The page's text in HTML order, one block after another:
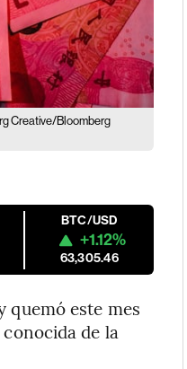
Creative/Bloomberg
BTC/USD
+1.12%
63,305.46
quemó este mes
de la